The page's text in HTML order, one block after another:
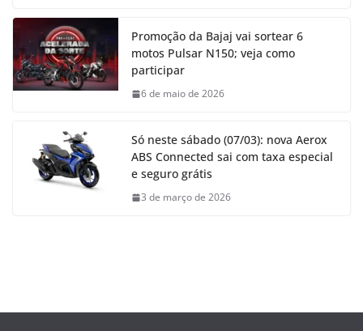
Promoção da Bajaj vai sortear 6
motos Pulsar N150; veja como
participar
6 de maio de 2026
Só neste sábado (07/03): nova Aerox
ABS Connected sai com taxa especial
e seguro grátis
3 de março de 2026